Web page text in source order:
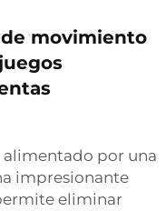
movimiento
alimentado por una
impresionante
eliminar